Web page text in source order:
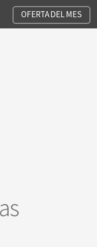
OFERTA DEL MES